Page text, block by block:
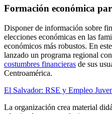
Formación económica
Disponer de información sobre
elecciones económicas en las
económicos más robustos. En
lanzado un programa regional
costumbres financieras de sus
Centroamérica.
El Salvador: RSE y Empleo
La organización crea material